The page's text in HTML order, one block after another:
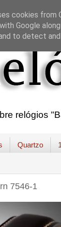
relógios
Quartzo
7546-1
cookies from
Google
to detect and